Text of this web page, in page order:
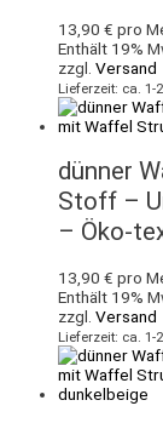
13,90 € pro
Enthält 19%
zzgl. Versand
Lieferzeit: ca. 1-
dünner
Stoff –
– Öko-
13,90 € pro
Enthält 19%
zzgl. Versand
Lieferzeit: ca. 1-